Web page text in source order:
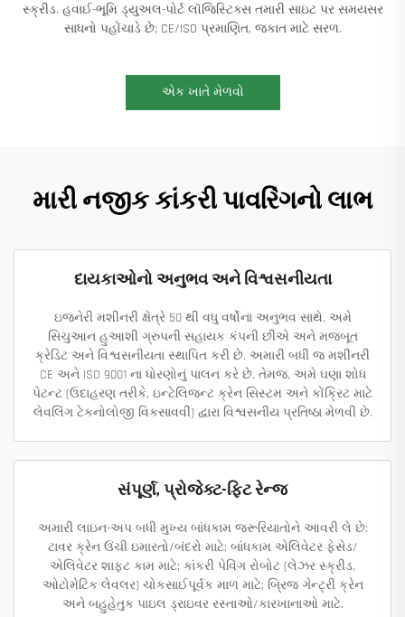
સ્ક્રીડ. હવાઈ-ભૂમિ ડ્યુઅલ-પોર્ટ લૉજિસ્ટિક્સ તમારી સાઇટ પર સમયસર
સાધનો પહોંચાડે છે; CE/ISO પ્રમાણિત, જકાત માટે સરળ.
એક ખાતે મેળવો
મારી નજીક કાંકરી પાવરિંગનો લાભ
દાયકાઓનો અનુભવ અને વિશ્વસનીયતા
ઇજનેરી મશીનરી ક્ષેત્રે 50 થી વધુ વર્ષોના અનુભવ સાથે, અમે
સિચુઆન હુઆશી ગ્રુપની સહાયક કંપની છીએ અને મજબૂત
ક્રેડિટ અને વિશ્વસનીયતા સ્થાપિત કરી છે. અમારી બધી જ મશીનરી
CE અને ISO 9001 ના ધોરણોનું પાલન કરે છે. તેમજ, અમે ઘણા શોધ
પેટન્ટ (ઉદાહરણ તરીકે, ઇન્ટેલિજન્ટ ક્રેન સિસ્ટમ અને કોંક્રિટ માટે
લેવલિંગ ટેકનોલોજી વિકસાવવી) દ્વારા વિશ્વસનીય પ્રતિષ્ઠા મેળવી છે.
સંપૂર્ણ, પ્રોજેક્ટ-ફિટ રેન્જ
અમારી લાઇન-અપ બધી મુખ્ય બાંધકામ જરૂરિયાતોને આવરી લે છે:
ટાવર ક્રેન ઉંચી ઇમારતો/બંદરો માટે; બાંધકામ એલિવેટર ફેસેડ/
એલિવેટર શાફ્ટ કામ માટે; કાંકરી પેવિંગ રોબોટ (લેઝર સ્ક્રીડ,
ઓટોમેટિક લેવલર) ચોકસાઈપૂર્વક માળ માટે; બ્રિજ ગેન્ટ્રી ક્રેન
અને બહુહેતુક પાઇલ ડ્રાઇવર રસ્તાઓ/કારખાનાઓ માટે.